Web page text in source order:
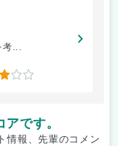
考...
です。
情報、先輩のコメン